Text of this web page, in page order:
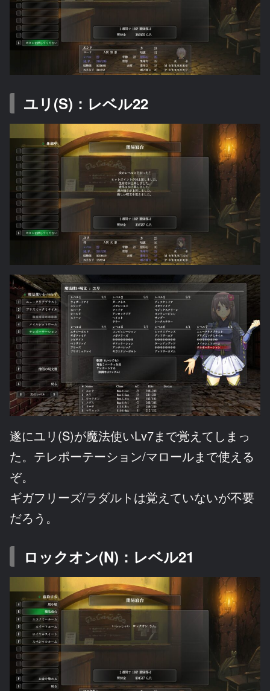
ユリ(S)：レベル22
遂にユリ(S)が魔法使いLv7まで覚えてしまっ
た。テレポーテーション/マロールまで使える
ぞ。
ギガフリーズ/ラダルトは覚えていないが不要
だろう。
ロックオン(N)：レベル21